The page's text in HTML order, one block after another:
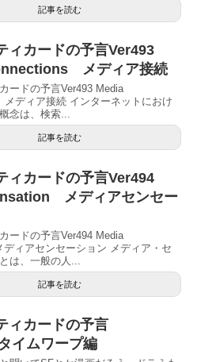
記事を読む
ィカードの予言Ver493
メディア接続
ードの予言Ver493 Media
ディア接続 インターネットにおけ
念は、検索...
記事を読む
ィカードの予言Ver494
メディアセンセー
ードの予言Ver494 Media
ィアセンセーション メディア・セ
は、一般の人...
記事を読む
ィカードの予言
イムワープ編